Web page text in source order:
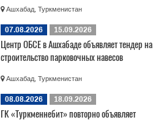
Ашхабад, Туркменистан
07.08.2026 15.09.2026
Центр ОБСЕ в Ашхабаде объявляет тендер на
строительство парковочных навесов
Ашхабад, Туркменистан
08.08.2026 18.09.2026
ГК «Туркменнебит» повторно объявляет